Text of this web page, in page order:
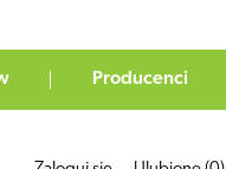
Producenci